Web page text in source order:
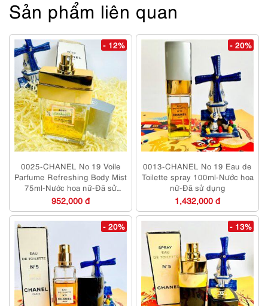
Sản phẩm liên quan
- 12%
0025-CHANEL No 19 Voile
Parfume Refreshing Body Mist
75ml-Nước hoa nữ-Đã sử
dụng
952,000 đ
- 20%
0013-CHANEL No 19 Eau de
Toilette spray 100ml-Nước hoa
nữ-Đã sử dụng
1,432,000 đ
- 20% - 13%